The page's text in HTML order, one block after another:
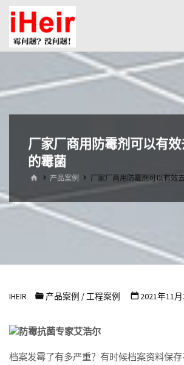
抗
菌
水
干
广
艾
尔
霉
抗
厂家厂商用防霉剂可以有
的霉菌
首 产品案例 厂家厂商用防霉剂可以有效
IHEIR 产品案例 / 工程案例 2021年11
防霉抗菌专家艾浩尔
档案发霉了有多严重？有时候档案资料保